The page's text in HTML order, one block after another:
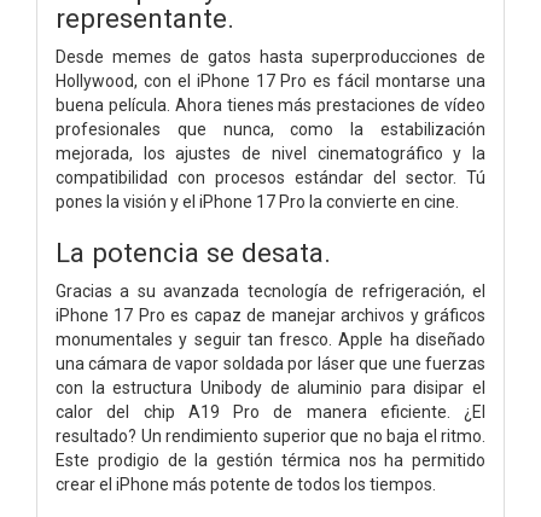
representante.
Desde memes de gatos hasta superproducciones de
Hollywood, con el iPhone 17 Pro es fácil montarse una
buena película. Ahora tienes más prestaciones de vídeo
profesionales que nunca, como la estabilización
mejorada, los ajustes de nivel cinematográfico y la
compatibilidad con procesos estándar del sector. Tú
pones la visión y el iPhone 17 Pro la convierte en cine.
La potencia se desata.
Gracias a su avanzada tecnología de refrigeración, el
iPhone 17 Pro es capaz de manejar archivos y gráficos
monumentales y seguir tan fresco. Apple ha diseñado
una cámara de vapor soldada por láser que une fuerzas
con la estructura Unibody de aluminio para disipar el
calor del chip A19 Pro de manera eficiente. ¿El
resultado? Un rendimiento superior que no baja el ritmo.
Este prodigio de la gestión térmica nos ha permitido
crear el iPhone más potente de todos los tiempos.